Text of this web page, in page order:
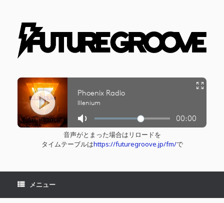
音声がとまった場合はリロードを
タイムテーブルはhttps://futuregroove.jp/fm/で
メニュー